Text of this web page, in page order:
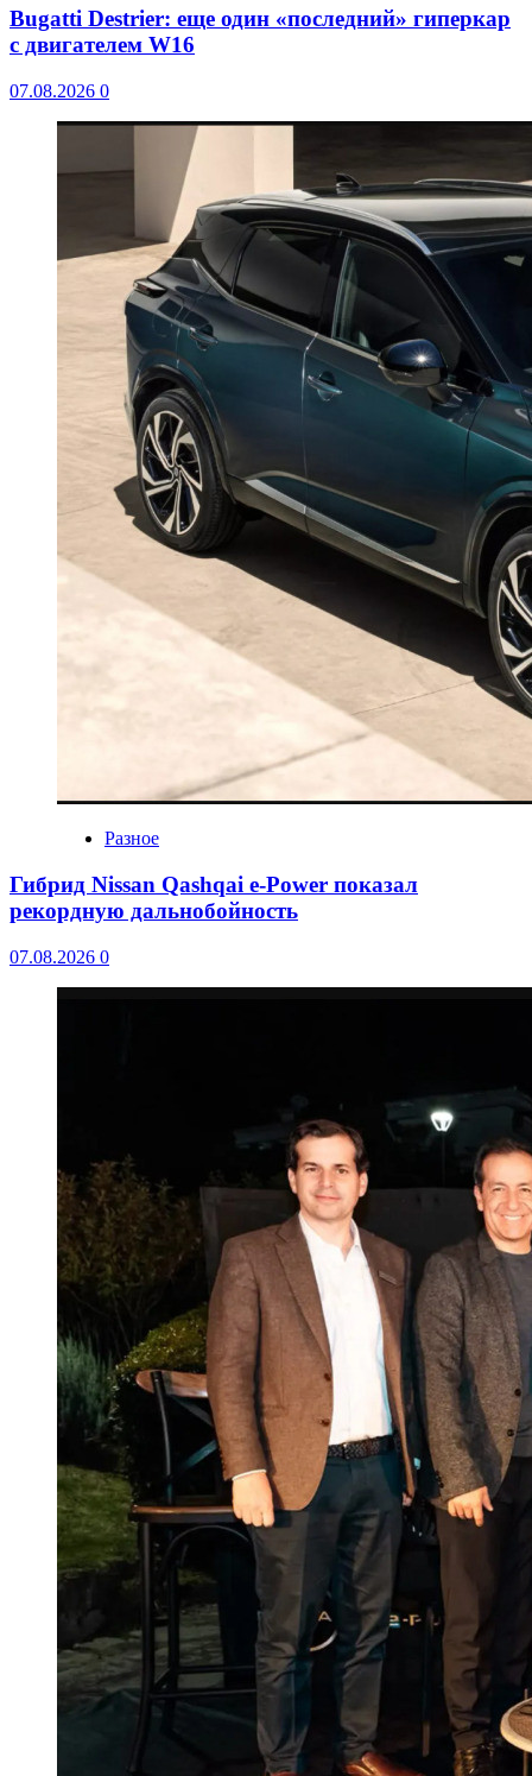
Bugatti Destrier: еще один «последний» гиперкар
с двигателем W16
07.08.2026 0
Разное
Гибрид Nissan Qashqai e-Power показал
рекордную дальнобойность
07.08.2026 0